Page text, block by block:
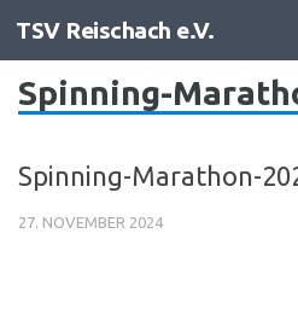
Zum Inhalt springen
TSV Reischach e.V.
Spinning-
Spinning-Marathon-
27. NOVEMBER 2024